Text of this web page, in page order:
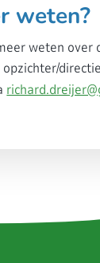
weten?
weten over
opzichter/